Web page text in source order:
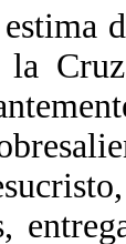
estima
Cruz.